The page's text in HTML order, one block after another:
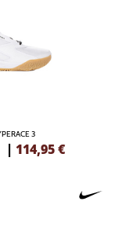
3
| 114,95 €